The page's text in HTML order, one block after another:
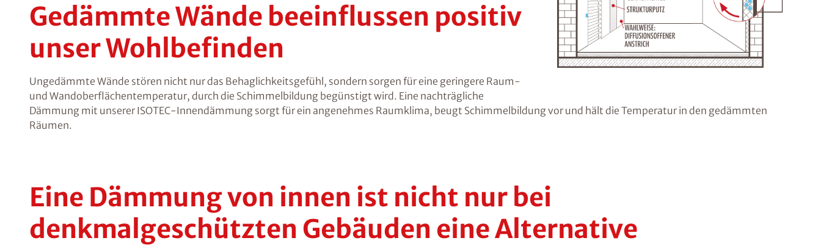
Gedämmte Wände beeinflussen positiv
unser Wohlbefinden
Ungedämmte Wände stören nicht nur das Behaglichkeitsgefühl, sondern sorgen für eine geringere Raum-
und Wandoberflächentemperatur, durch die Schimmelbildung begünstigt wird. Eine nachträgliche
Dämmung mit unserer ISOTEC-Innendämmung sorgt für ein angenehmes Raumklima, beugt Schimmelbildung vor und hält die Temperatur in den gedämmten
Räumen.
Eine Dämmung von innen ist nicht nur bei
denkmalgeschützten Gebäuden eine Alternative